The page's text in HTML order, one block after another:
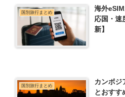
国別旅行まとめ
海外
応国・速
新】
国別旅行まとめ
カンボジ
とおすす